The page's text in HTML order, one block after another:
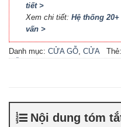
tiết >
Xem chi tiết: Hệ thống
vấn >
Danh mục: CỬA GỖ, CỬA
Thẻ:
Nội dung tóm